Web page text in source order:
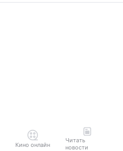
Кино онлайн
Читать
новости